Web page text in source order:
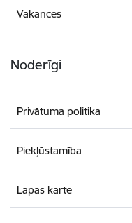
Vakances
Noderīgi
Privātuma politika
Piekļūstamība
Lapas karte